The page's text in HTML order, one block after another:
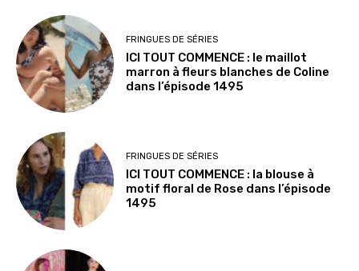
FRINGUES DE SÉRIES
ICI TOUT COMMENCE : le maillot
marron à fleurs blanches de Coline
dans l’épisode 1495
FRINGUES DE SÉRIES
ICI TOUT COMMENCE : la blouse à
motif floral de Rose dans l’épisode
1495